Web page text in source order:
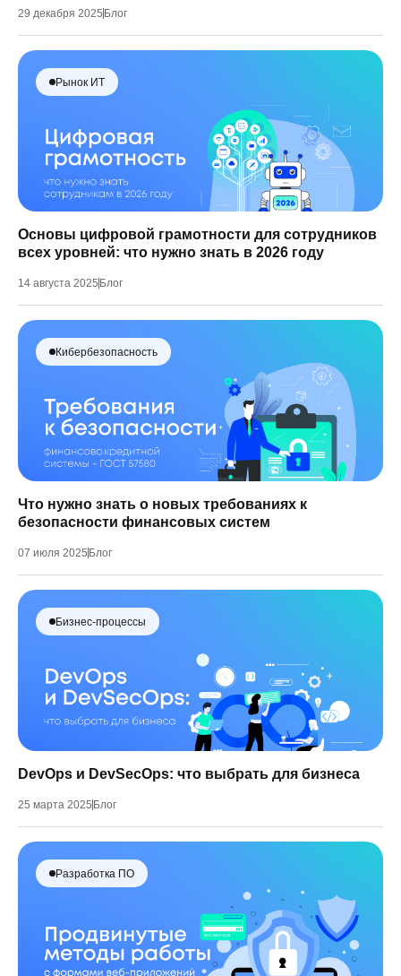
29 декабря 2025 Блог
Рынок ИТ
Основы цифровой грамотности для сотрудников
всех уровней: что нужно знать в 2026 году
14 августа 2025 Блог
Кибербезопасность
Что нужно знать о новых требованиях к
безопасности финансовых систем
07 июля 2025 Блог
Бизнес-процессы
DevOps и DevSecOps: что выбрать для бизнеса
25 марта 2025 Блог
Разработка ПО